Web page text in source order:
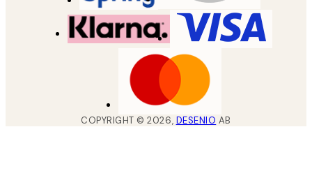
COPYRIGHT ©2026, DESENIO AB